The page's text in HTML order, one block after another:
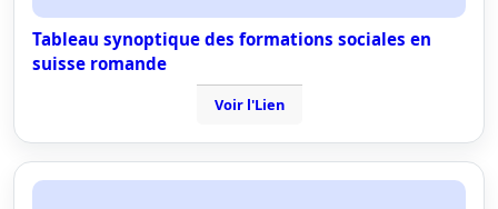
Tableau synoptique des formations sociales en
suisse romande
Voir l'Lien